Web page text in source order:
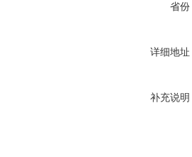
省份
详细地址
补充说明